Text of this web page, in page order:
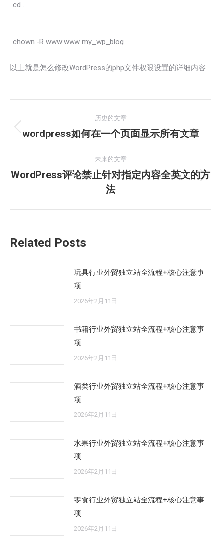
cd ..
chown -R www:www my_wp_blog
以上就是怎么修改WordPress的php文件权限设置的详细内容
章
航
历史的文章
历
的
文
章：
wordpress如何在一个页面显示所有文章
未来的文章
未
来
的
WordPress评论禁止针对指定内容全英文的方
法
Related Posts
玩具行业外贸独立站全流程+核心注意事
项
2026年2月11日
书籍行业外贸独立站全流程+核心注意事
项
2026年2月11日
酒类行业外贸独立站全流程+核心注意事
项
2026年2月11日
水果行业外贸独立站全流程+核心注意事
项
2026年2月11日
零食行业外贸独立站全流程+核心注意事
项
2026年2月11日